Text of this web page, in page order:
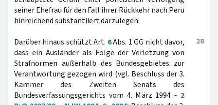
seiner Ehefrau für den Fall ihrer Rückkehr nach Peru
hinreichend substantiiert darzulegen.
28
Darüber hinaus schützt Art. 6Abs. 1 GG nicht davor,
dass ein Ausländer als Folge der Verletzung von
Strafnormen außerhalb des Bundesgebietes zur
Verantwortung gezogen wird (vgl. Beschluss der 3.
Kammer des Zweiten Senats des
Bundesverfassungsgerichts vom 4. März 1994 - 2